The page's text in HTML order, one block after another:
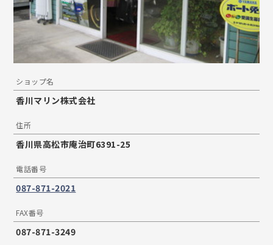
ショップ名
香川マリン株式会社
住所
香川県高松市庵治町6391-25
電話番号
087-871-2021
FAX番号
087-871-3249